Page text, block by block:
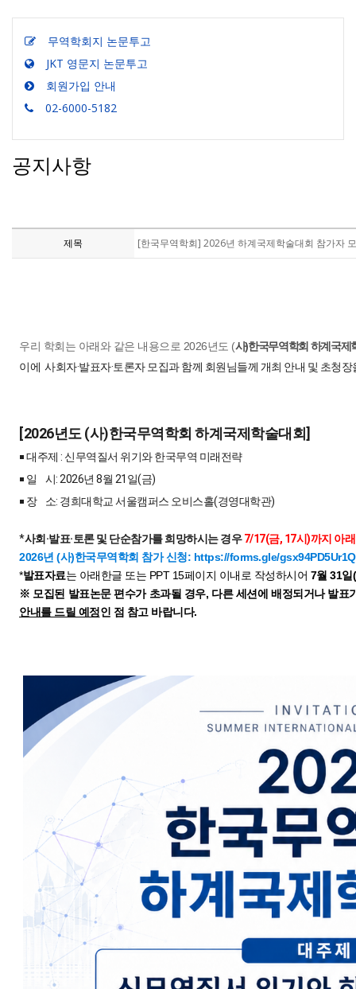
무역학회지 논문투고
JKT 영문지 논문투고
회원가입 안내
02-6000-5182
공지사항
제목 [한국무역학회] 2026년 하계국제학술대회 참가자
우리 학회는 아래와 같은 내용으로 2026년도 (사)한국무역학회 하계 국제
이에 사회자·발표자·토론자 모집과 함께 회원님들께 개최 안내 및 초청
[2026년도 (사)한국무역학회 하계국제학술대회]
￭ 대주제 : 신무역질서 위기와 한국무역 미래전략
￭ 일 시: 2026년 8월 21일(금)
￭ 장 소: 경희대학교 서울캠퍼스 오비스홀(경영대학관)
*사회·발표·토론 및 단순참가를 희망하시는 경우7/17(금, 17시)까지 아
2026년 (사)한국무역학회 참가 신청: https://forms.gle/
*발표자료는 아래한글 또는 PPT 15페이지 이내로 작성하시어 7월 31일(
※ 모집된 발표논문 편수가 초과될 경우, 다른 세션에 배정되거나 발표
안내를 드릴 예정인 점 참고 바랍니다.